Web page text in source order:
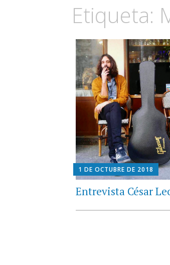
Etiqueta:
1 DE OCTUBRE DE 2018
Entrevista César